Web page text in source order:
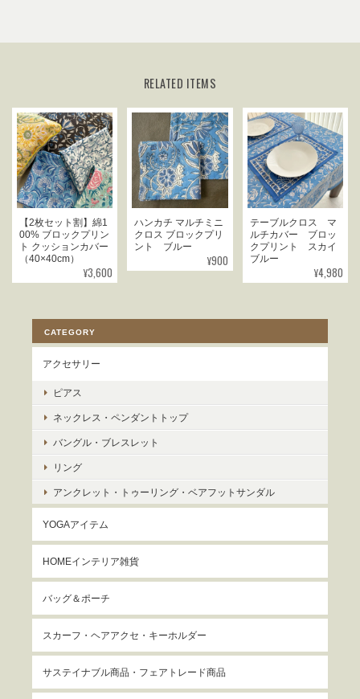
RELATED ITEMS
【2枚セット割】綿1
00% ブロックプリン
ト クッションカバー
（40×40cm）
¥3,600
ハンカチ マルチミニ
クロス ブロックプリ
ント ブルー
¥900
テーブルクロス マ
ルチカバー ブロッ
クプリント スカイ
ブルー
¥4,980
CATEGORY
アクセサリー
ピアス
ネックレス・ペンダントトップ
バングル・ブレスレット
リング
アンクレット・トゥーリング・ベアフットサンダル
YOGAアイテム
HOMEインテリア雑貨
バッグ＆ポーチ
スカーフ・ヘアアクセ・キーホルダー
サステイナブル商品・フェアトレード商品